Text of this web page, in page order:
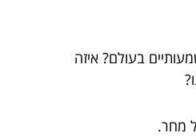
בעולם? איזה
מחר.